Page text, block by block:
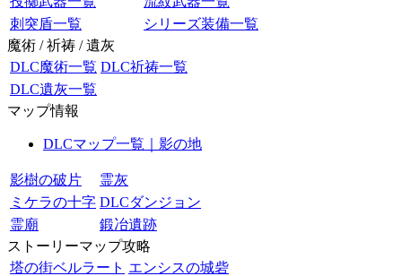
刺突盾一覧
シリーズ装備一覧
魔術 / 祈祷 / 遺灰
DLC魔術一覧 DLC祈祷一覧
DLC遺灰一覧
マップ情報
DLCマップ一覧｜影の地
影樹の破片
霊灰
ミケラの十字 DLCダンジョン
霊廟
鍛冶遺跡
ストーリーマップ攻略
塔の街ベルラート エンシスの城砦